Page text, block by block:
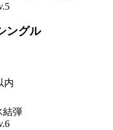
ングル
内
結弾